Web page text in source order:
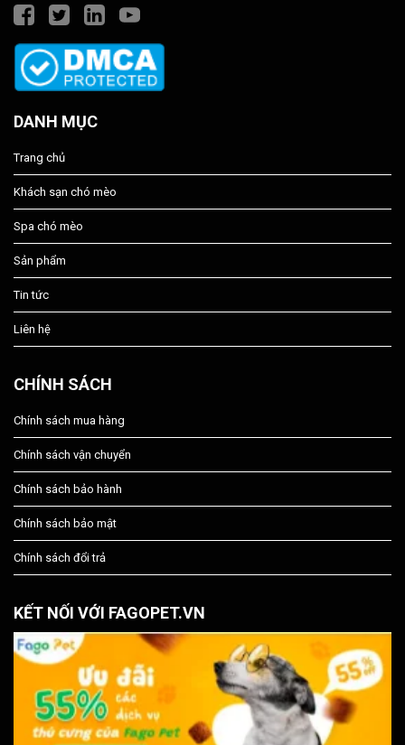
DANH MỤC
Trang chủ
Khách sạn chó mèo
Spa chó mèo
Sản phẩm
Tin tức
Liên hệ
CHÍNH SÁCH
Chính sách mua hàng
Chính sách vận chuyển
Chính sách bảo hành
Chính sách bảo mật
Chính sách đổi trả
KẾT NỐI VỚI FAGOPET.VN